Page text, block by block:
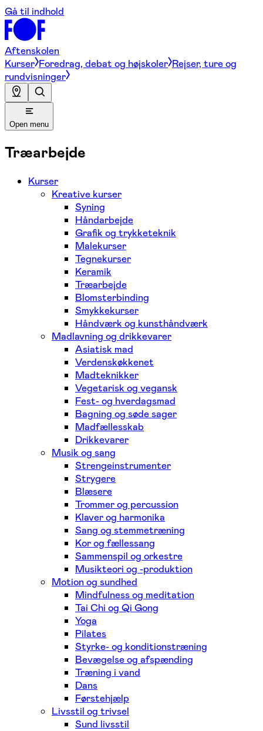
Gå til indhold
Aftenskolen
Kurser Foredrag, debat og højskoler Rejser, ture og
rundvisninger
Open menu
Træarbejde
Kurser
Kreative kurser
Syning
Håndarbejde
Grafik og trykketeknik
Malekurser
Tegnekurser
Keramik
Træarbejde
Blomsterbinding
Smykkekurser
Håndværk og kunsthåndværk
Madlavning og drikkevarer
Asiatisk mad
Verdenskøkkenet
Madteknikker
Vegetarisk og vegansk
Fest- og hverdagsmad
Bagning og søde sager
Madfællesskab
Drikkevarer
Musik og sang
Strengeinstrumenter
Strygere
Blæsere
Trommer og percussion
Klaver og harmonika
Sang og stemmetræning
Kor og fællessang
Sammenspil og orkestre
Musikteori og -produktion
Motion og sundhed
Mindfulness og meditation
Tai Chi og Qi Gong
Yoga
Pilates
Styrke- og konditionstræning
Bevægelse og afspænding
Træning i vand
Dans
Førstehjælp
Livsstil og trivsel
Sund livsstil